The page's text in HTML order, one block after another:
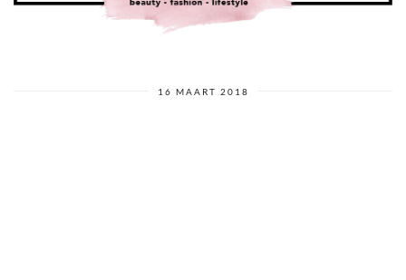
16 MAART 2018